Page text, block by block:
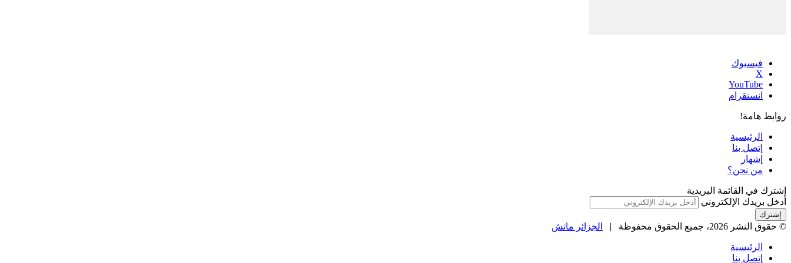
فيسبوك
‫X
‫YouTube
انستقرام
روابط هامة!
الرئيسية
إتصل بنا
إشهار
من نحن؟
إشترك في القائمة البريدية
أدخل بريدك الإلكتروني
© حقوق النشر 2026، جميع الحقوق محفوظة | الجزائر ماتش
الرئيسية
إتصل بنا